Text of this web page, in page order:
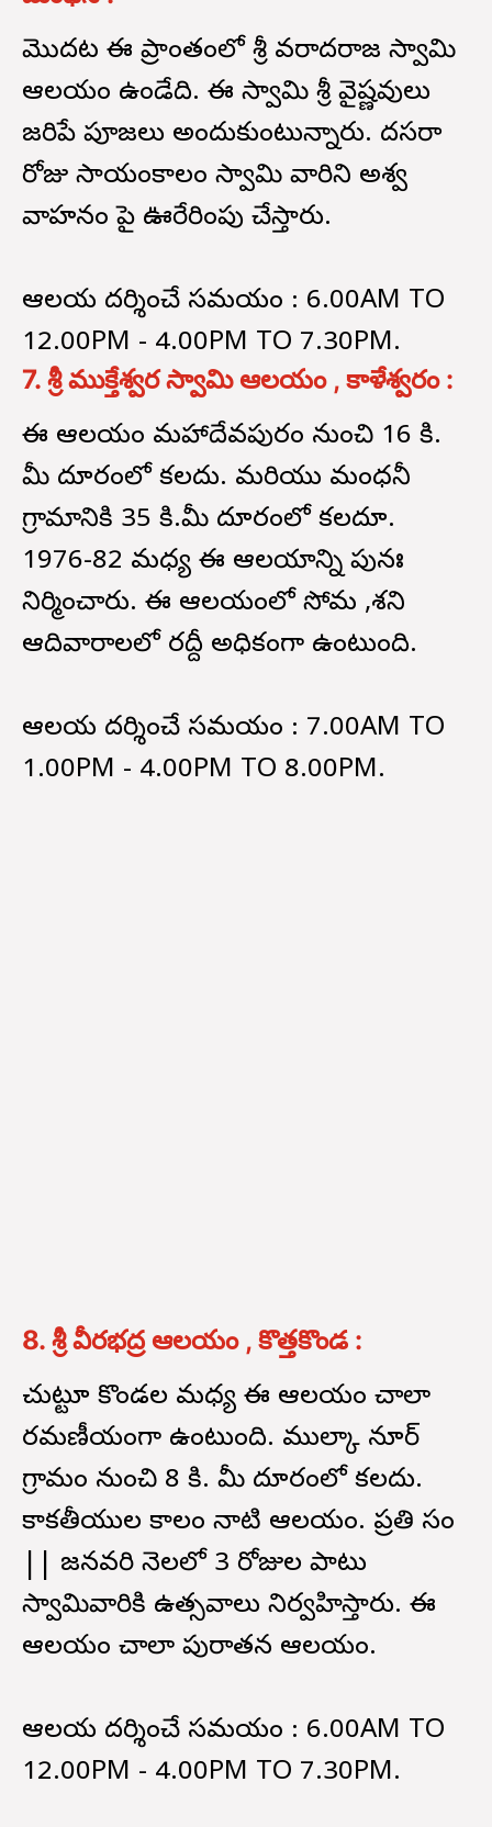
మొదట ఈ ప్రాంతంలో శ్రీ వరాదరాజ స్వామి
ఆలయం ఉండేది. ఈ స్వామి శ్రీ వైష్ణవులు
జరిపే పూజలు అందుకుంటున్నారు. దసరా
రోజు సాయంకాలం స్వామి వారిని అశ్వ
వాహనం పై ఊరేరిగింపు చేస్తారు.
ఆలయ దర్శించే సమయం : 6.00AM TO
12.00PM - 4.00PM TO 7.30PM.
7. శ్రీ ముక్తేశ్వర స్వామి ఆలయం , కాళేశ్వరం :
ఈ ఆలయం మహాదేవపురం నుంచి 16 కి.
మీ దూరంలో కలదు. మరియు మంధనీ
గ్రామానికి 35 కి.మీ దూరంలో కలదూ.
1976-82 మధ్య ఈ ఆలయాన్ని పునః
నిర్మించారు. ఈ ఆలయంలో సోమ ,శని
ఆదివారాలలో రద్దీ అధికంగా ఉంటుంది.
ఆలయ దర్శించే సమయం : 7.00AM TO
1.00PM - 4.00PM TO 8.00PM.
8. శ్రీ వీరభద్ర ఆలయం , కొత్తకొండ :
చుట్టూ కొండల మధ్య ఈ ఆలయం చాలా
రమణీయంగా ఉంటుంది. ముల్కా నూర్
గ్రామం నుంచి 8 కి. మీ దూరంలో కలదు.
కాకతీయుల కాలం నాటి ఆలయం. ప్రతి సం
|| జనవరి నెలలో 3 రోజుల పాటు
స్వామివారికి ఉత్సవాలు నిర్వహిస్తారు. ఈ
ఆలయం చాలా పురాతన ఆలయం.
ఆలయ దర్శించే సమయం : 6.00AM TO
12.00PM - 4.00PM TO 7.30PM.